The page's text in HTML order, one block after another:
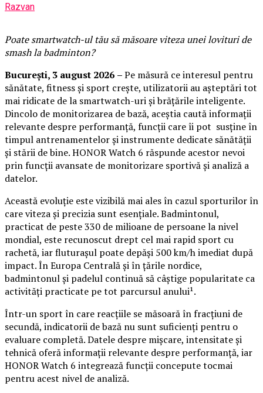
Razvan
Poate smartwatch-ul tăusă măsoare viteza unei lovituri de
smash la badminton?
București, 3 august 2026 –Pe măsură ce interesul pentru
sănătate, fitness și sport crește, utilizatorii au așteptări tot
mai ridicate de la smartwatch-uri și brățările inteligente.
Dincolo de monitorizarea de bază, aceștia caută informații
relevante despre performanță, funcții care îi pot susține în
timpul antrenamentelor și instrumente dedicate sănătății
și stării de bine. HONOR Watch 6 răspunde acestor nevoi
prin funcții avansate de monitorizare sportivă și analiză a
datelor.
Această evoluție este vizibilă mai ales în cazul sporturilor în
care viteza și precizia sunt esențiale. Badmintonul,
practicat de peste 330 de milioane de persoane la nivel
mondial, este recunoscut drept cel mai rapid sport cu
rachetă, iar fluturașul poate depăși 500 km/h imediat după
impact. În Europa Centrală și în țările nordice,
badmintonul și padelul continuă să câștige popularitate ca
activități practicate pe tot parcursul anului¹.
Într-un sport în care reacțiile se măsoară în fracțiuni de
secundă, indicatorii de bază nu sunt suficienți pentru o
evaluare completă. Datele despre mișcare, intensitate și
tehnică oferă informații relevante despre performanță, iar
HONOR Watch 6 integrează funcții concepute tocmai
pentru acest nivel de analiză.